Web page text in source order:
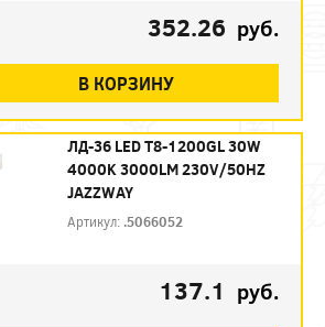
352.26 руб.
В КОРЗИНУ
ЛД-36 LED Т8-1200GL 30W
4000K 3000LM 230V/50HZ
JAZZWAY
Артикул: .5066052
137.1 руб.